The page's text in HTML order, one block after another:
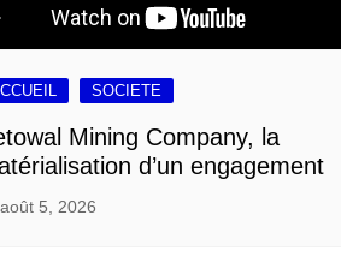
SOCIETE
Mining Company, la
d’un engagement
août 5, 2026